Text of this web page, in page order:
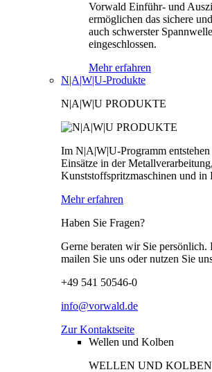
Vorwald Einführ- und
ermöglichen das sichere
auch schwerster
eingeschlossen.
Mehr erfahren
N|A|W|U-Produkte
N|A|W|U PRODUKTE
Im N|A|W|U-Programm
Einsätze in der
Kunststoffspritzmaschinen und in
Mehr erfahren
Haben Sie Fragen?
Gerne beraten wir Sie persönlich.
mailen Sie uns oder nutzen Sie
+49 541 50546-0
info@vorwald.de
Zur Kontaktseite
Wellen und Kolben
WELLEN UND KOLBEN